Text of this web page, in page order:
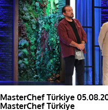
MasterChef Türkiye
MasterChef Türkiye